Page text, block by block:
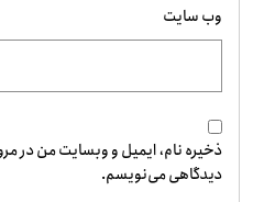
وب‌ سایت
ذخیره نام، ایمیل و وبسایت من در
دیدگاهی می‌نویسم.